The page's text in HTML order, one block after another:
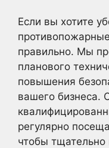
Если вы хотите
правильно. Мы
планового
повышения
вашего бизнеса.
регулярно
чтобы тщательно